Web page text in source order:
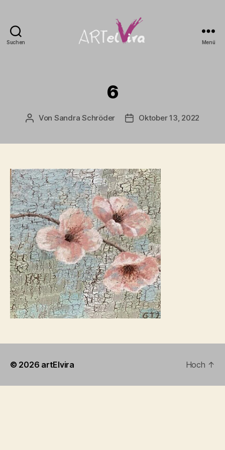
Suchen Menü
6
Beitragsautor
Von Sandra Schröder Beitragsdatum
Oktober 13, 2022
© 2026 artElvira Hoch ↑